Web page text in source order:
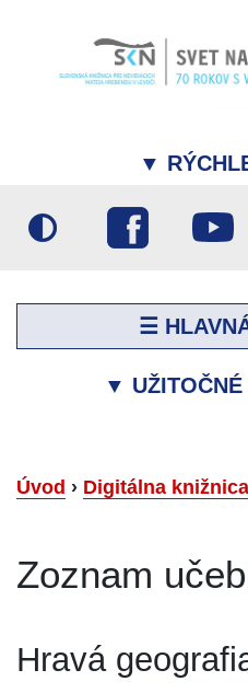
▼
☰
▼
Úvod › Digitálna knižnica
Zoznam
Hravá